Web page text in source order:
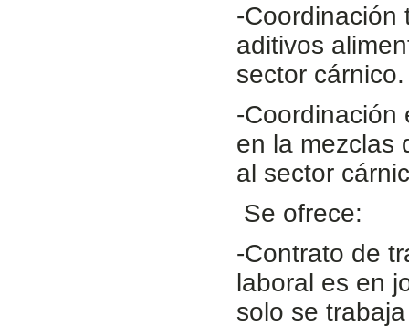
-Coordinación
aditivos
sector cárnico.
-Coordinación
en la mezclas
al sector
Se ofrece:
-Contrato de
laboral es en
solo se